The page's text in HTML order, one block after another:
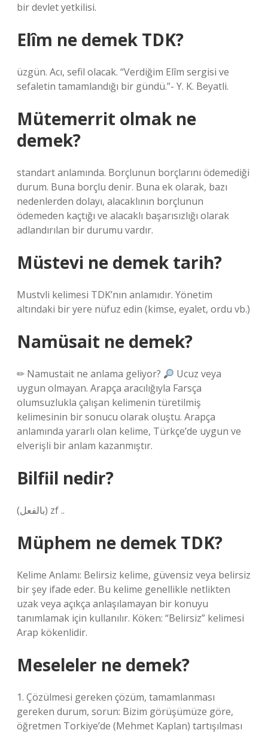
bir devlet yetkilisi.
Elîm ne demek TDK?
üzgün. Acı, sefil olacak. “Verdiğim Elîm sergisi ve
sefaletin tamamlandığı bir gündü.”- Y. K. Beyatli.
Mütemerrit olmak ne
demek?
standart anlamında. Borçlunun borçlarını ödemediği
durum. Buna borçlu denir. Buna ek olarak, bazı
nedenlerden dolayı, alacaklının borçlunun
ödemeden kaçtığı ve alacaklı başarısızlığı olarak
adlandırılan bir durumu vardır.
Müstevi ne demek tarih?
Mustvli kelimesi TDK’nın anlamıdır. Yönetim
altındaki bir yere nüfuz edin (kimse, eyalet, ordu vb.)
Namüsait ne demek?
✏ Namustait ne anlama geliyor?
Ucuz veya
uygun olmayan. Arapça aracılığıyla Farsça
olumsuzlukla çalışan kelimenin türetilmiş
kelimesinin bir sonucu olarak oluştu. Arapça
anlamında yararlı olan kelime, Türkçe’de uygun ve
elverişli bir anlam kazanmıştır.
Bilfiil nedir?
(ﺑﺎﻟﻔﻌﻞ) zf ..
Müphem ne demek TDK?
Kelime Anlamı: Belirsiz kelime, güvensiz veya belirsiz
bir şey ifade eder. Bu kelime genellikle netlikten
uzak veya açıkça anlaşılamayan bir konuyu
tanımlamak için kullanılır. Köken: “Belirsiz” kelimesi
Arap kökenlidir.
Meseleler ne demek?
1. Çözülmesi gereken çözüm, tamamlanması
gereken durum, sorun: Bizim görüşümüze göre,
öğretmen Torkiye’de (Mehmet Kaplan) tartışılması